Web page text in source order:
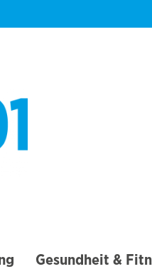
Gesundheit &